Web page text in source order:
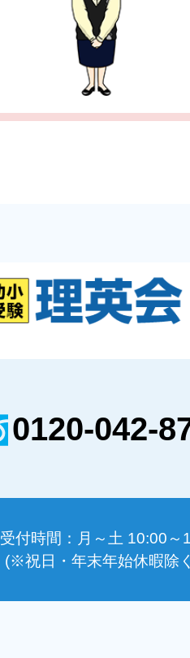
0120-042-
受付時間：月～土 10:00～
(※祝日・年末年始休暇除